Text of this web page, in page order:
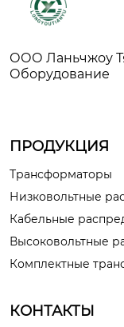
ООО Ланьчжоу
Оборудование
ПРОДУКЦИЯ
Трансформаторы
Низковольтные
Кабельные
Высоковольтные
Комплектные
КОНТАКТЫ